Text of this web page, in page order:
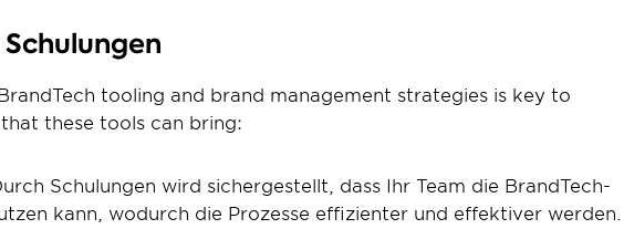
tooling and brand management strategies is key to
these tools can bring:
Schulungen wird sichergestellt, dass Ihr Team die BrandTech-
kann, wodurch die Prozesse effizienter und effektiver werden.